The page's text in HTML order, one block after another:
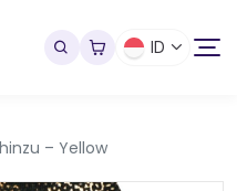
ID
– Yellow